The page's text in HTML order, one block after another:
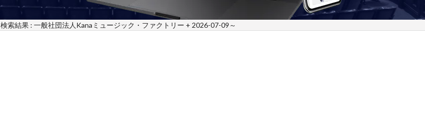
検索結果 : 一般社団法人Kanaミュージック・ファクトリー + 2026-07-09～